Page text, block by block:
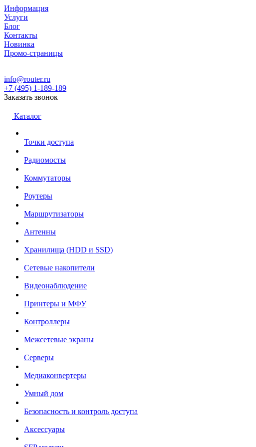
Информация
Услуги
Блог
Контакты
Новинка
Промо-страницы
info@router.ru
+7 (495) 1-189-189
Заказать звонок
Каталог
Точки доступа
Радиомосты
Коммутаторы
Роутеры
Маршрутизаторы
Антенны
Хранилища (HDD и SSD)
Сетевые накопители
Видеонаблюдение
Принтеры и МФУ
Контроллеры
Межсетевые экраны
Серверы
Медиаконвертеры
Умный дом
Безопасность и контроль доступа
Аксессуары